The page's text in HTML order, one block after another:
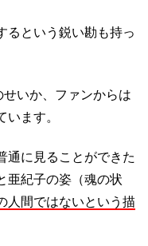
るという鋭い勘も持っ
いか、ファンからは
います。
通に見ることができた
亜紀子の姿（魂の状
人間ではないという描